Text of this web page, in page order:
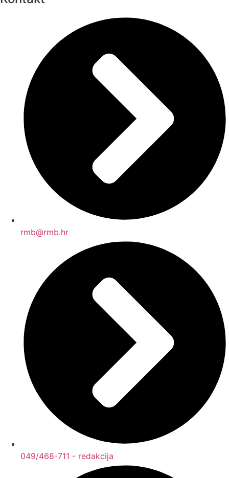
rmb@rmb.hr
049/468-711 - redakcija